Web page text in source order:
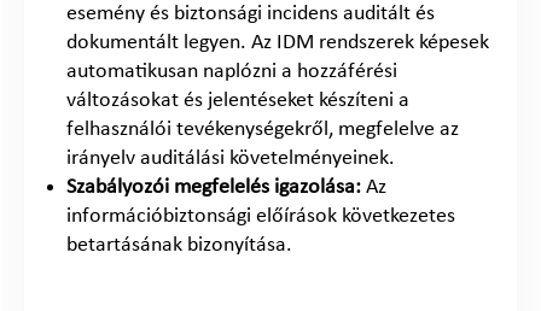
esemény és biztonsági incidens auditált és
dokumentált legyen. Az IDM rendszerek képesek
automatikusan naplózni a hozzáférési
változásokat és jelentéseket készíteni a
felhasználói tevékenységekről, megfelelve az
irányelv auditálási követelményeinek.
Szabályozói megfelelés igazolása: Az
információbiztonsági előírások következetes
betartásának bizonyítása.